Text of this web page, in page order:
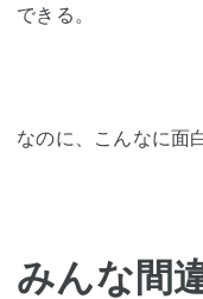
できる。
なのに、こんなに面
みんな間